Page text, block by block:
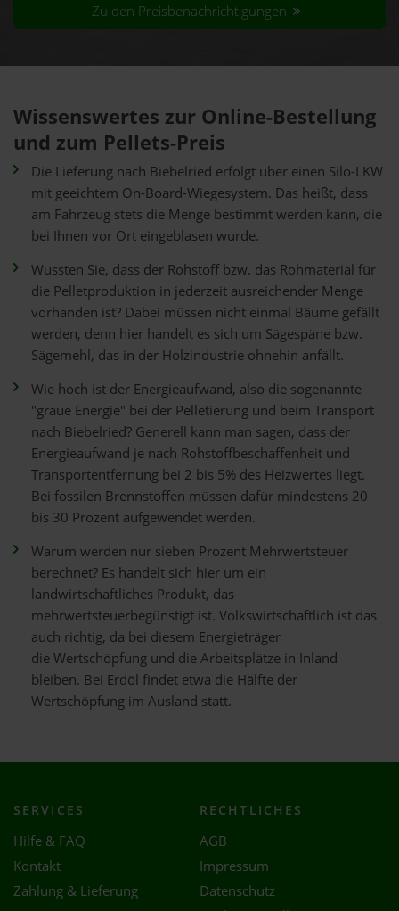
Zu den Preisbenachrichtigungen
Wissenswertes zur Online-Bestellung
und zum Pellets-Preis
Die Lieferung nach Biebelried erfolgt über einen Silo-LKW
mit geeichtem On-Board-Wiegesystem. Das heißt, dass
am Fahrzeug stets die Menge bestimmt werden kann, die
bei Ihnen vor Ort eingeblasen wurde.
Wussten Sie, dass der Rohstoff bzw. das Rohmaterial für
die Pelletproduktion in jederzeit ausreichender Menge
vorhanden ist? Dabei müssen nicht einmal Bäume gefällt
werden, denn hier handelt es sich um Sägespäne bzw.
Sägemehl, das in der Holzindustrie ohnehin anfällt.
Wie hoch ist der Energieaufwand, also die sogenannte
"graue Energie" bei der Pelletierung und beim Transport
nach Biebelried? Generell kann man sagen, dass der
Energieaufwand je nach Rohstoffbeschaffenheit und
Transportentfernung bei 2 bis 5% des Heizwertes liegt.
Bei fossilen Brennstoffen müssen dafür mindestens 20
bis 30 Prozent aufgewendet werden.
Warum werden nur sieben Prozent Mehrwertsteuer
berechnet? Es handelt sich hier um ein
landwirtschaftliches Produkt, das
mehrwertsteuerbegünstigt ist. Volkswirtschaftlich ist das
auch richtig, da bei diesem Energieträger
die Wertschöpfung und die Arbeitsplätze in Inland
bleiben. Bei Erdöl findet etwa die Hälfte der
Wertschöpfung im Ausland statt.
SERVICES
Hilfe & FAQ
Kontakt
Zahlung & Lieferung
RECHTLICHES
AGB
Impressum
Datenschutz